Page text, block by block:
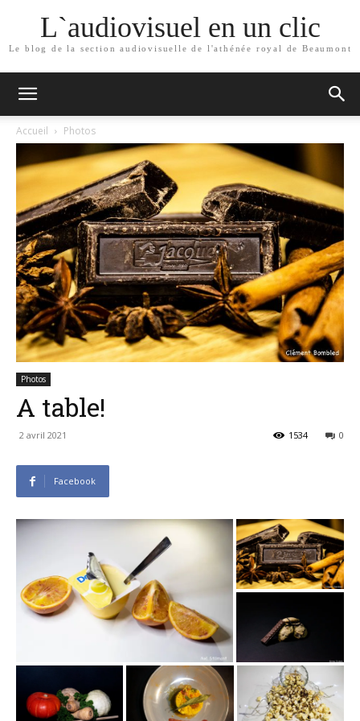
L`audiovisuel en un clic
Le blog de la section audiovisuelle de l'athénée royal de Beaumont
Accueil Photos
Photos
A table!
2 avril 2021 0
1534
Facebook